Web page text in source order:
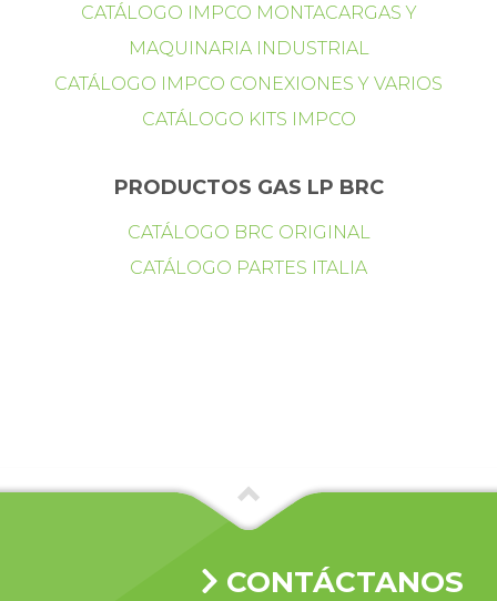
CATÁLOGO IMPCO MONTACARGAS Y
MAQUINARIA INDUSTRIAL
CATÁLOGO IMPCO CONEXIONES Y VARIOS
CATÁLOGO KITS IMPCO
PRODUCTOS GAS LP BRC
CATÁLOGO BRC ORIGINAL
CATÁLOGO PARTES ITALIA
CONTÁCTANOS